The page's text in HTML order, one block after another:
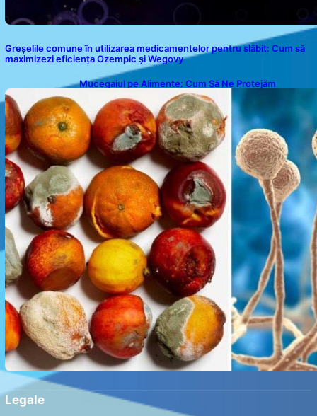
Greșelile comune în utilizarea medicamentelor pentru slăbit: Cum să
maximizezi eficiența Ozempic și Wegovy
Mucegaiul pe Alimente: Cum Să Ne Protejăm
Legale